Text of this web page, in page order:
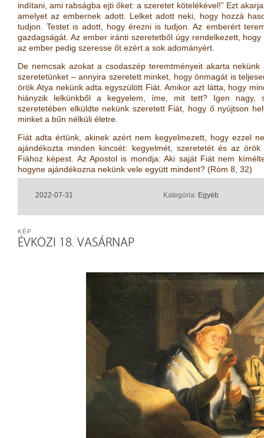
indítani, ami rabságba ejti őket: a szeretet kötelékével!” Ezt
amelyet az embernek adott. Lelket adott neki, hogy hozzá
tudjon. Testet is adott, hogy érezni is tudjon. Az emberért
gazdagságát. Az ember iránti szeretetből úgy rendelkezett,
az ember pedig szeresse őt ezért a sok adományért.
De nemcsak azokat a csodaszép teremtményeit akarta
szeretetünket – annyira szeretett minket, hogy önmagát is
örök Atya nekünk adta egyszülött Fiát. Amikor azt látta, hogy
hiányzik lelkünkből a kegyelem, íme, mit tett? Igen nagy,
szeretetében elküldte nekünk szeretett Fiát, hogy ő nyújtson
minket a bűn nélküli életre.
Fiát adta értünk, akinek azért nem kegyelmezett, hogy ezzel
ajándékozta minden kincsét: kegyelmét, szeretetét és az
Fiához képest. Az Apostol is mondja: Aki saját Fiát nem
hogyne ajándékozna nekünk vele együtt mindent? (Róm 8, 32)
2022-07-31 Kategória: Egyéb
ÉVKÖZI 18. VASÁRNAP
KÉP